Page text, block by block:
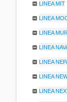
LINEA MIT
LINEA
LINEA
LINEA
LINEA
LINEA
LINEA